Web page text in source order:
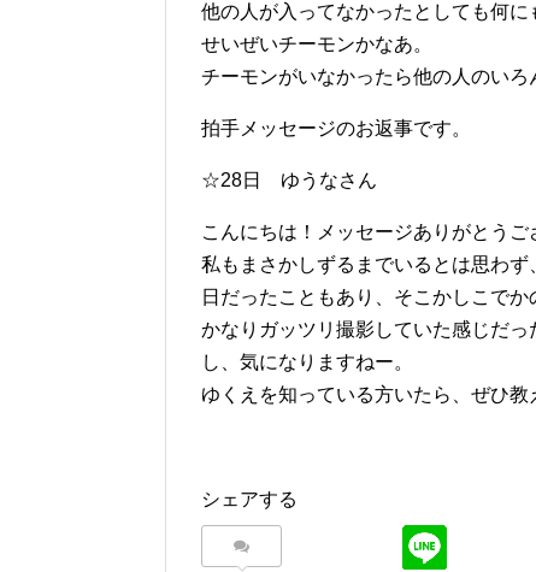
他の人が入ってなかったとしても何
せいぜいチーモンかなあ。
チーモンがいなかったら他の人のいろ
拍手メッセージのお返事です。
☆28日 ゆうなさん
こんにちは！メッセージありがとうご
私もまさかしずるまでいるとは思わ
日だったこともあり、そこかしこで
かなりガッツリ撮影していた感じだ
し、気になりますねー。
ゆくえを知っている方いたら、ぜひ教
シェアする